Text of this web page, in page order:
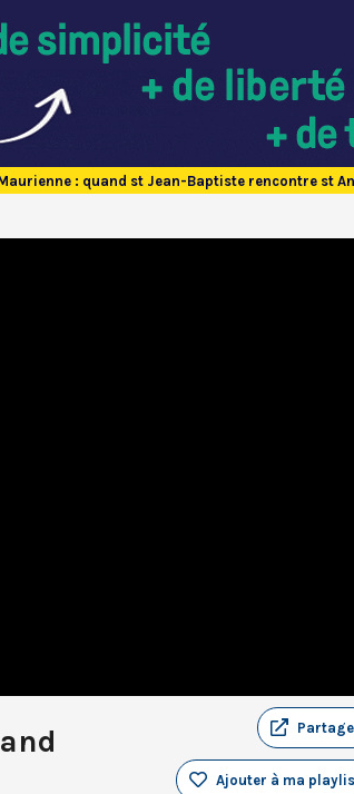
: quand st Jean-Baptiste rencontre st
Ajouter à ma